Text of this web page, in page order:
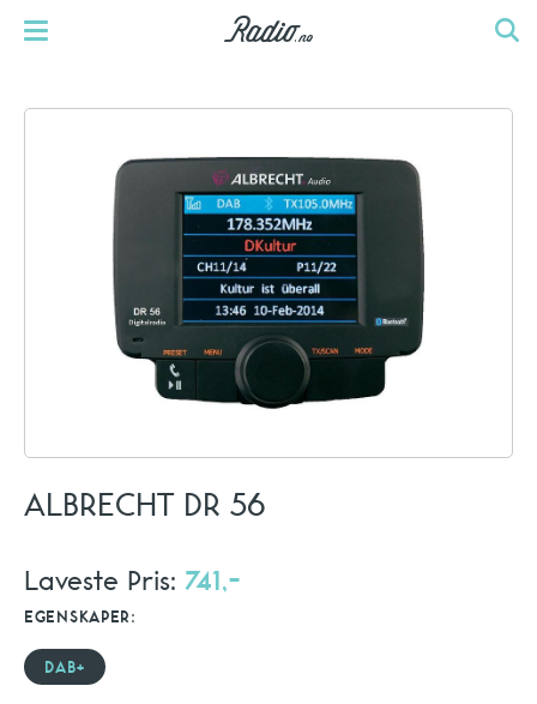
ALBRECHT DR 56
Laveste Pris: 741,-
EGENSKAPER:
DAB+